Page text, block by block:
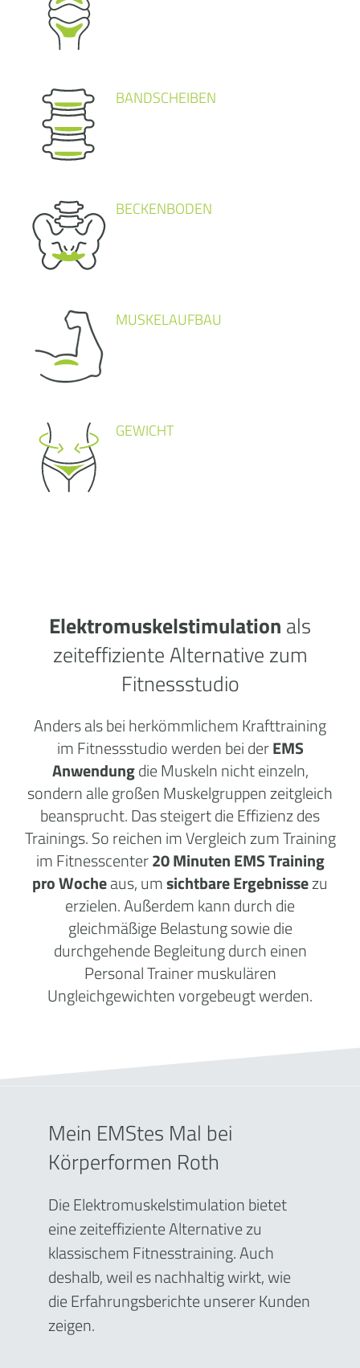
BANDSCHEIBEN
BECKENBODEN
MUSKELAUFBAU
GEWICHT
Elektromuskelstimulation als
zeiteffiziente Alternative zum
Fitnessstudio
Anders als bei herkömmlichem Krafttraining
im Fitnessstudio werden bei derEMS
Anwendungdie Muskeln nicht einzeln,
sondern alle großen Muskelgruppen zeitgleich
beansprucht. Das steigert die Effizienz des
Trainings. So reichen im Vergleich zum Training
im Fitnesscenter20 Minuten EMS Training
pro Wocheaus, umsichtbare Ergebnissezu
erzielen. Außerdem kann durch die
gleichmäßige Belastung sowie die
durchgehende Begleitung durch einen
Personal Trainer muskulären
Ungleichgewichten vorgebeugt werden.
Mein EMStes Mal bei
Körperformen Roth
Die Elektromuskelstimulation bietet
eine zeiteffiziente Alternative zu
klassischem Fitnesstraining. Auch
deshalb, weil es nachhaltig wirkt, wie
die Erfahrungsberichte unserer Kunden
zeigen.